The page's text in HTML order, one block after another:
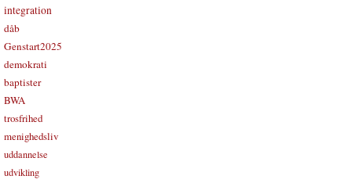
integration
dåb
Genstart2025
demokrati
baptister
BWA
trosfrihed
menighedsliv
uddannelse
udvikling